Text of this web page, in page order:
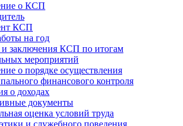
о КСП
КСП
на год
заключения КСП по итогам
мероприятий
о порядке осуществления
финансового контроля
о доходах
документы
оценка условий труда
и служебного поведения